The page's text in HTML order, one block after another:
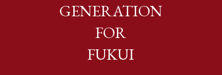
「地域の課題」を解決するために、
GENERATION
FOR
FUKUI